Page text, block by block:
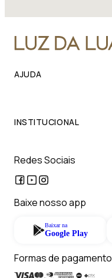
AJUDA
INSTITUCIONAL
Redes Sociais
Baixe nosso app
Baixar na
Google Play
Formas de pagamento